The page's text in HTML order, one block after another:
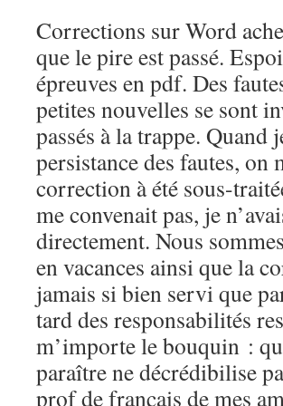
Corrections sur Word
que le pire est passé.
épreuves en pdf. Des
petites nouvelles se sont
passés à la trappe.
persistance des fautes,
correction à été sous-
me convenait pas, je
directement. Nous
en vacances ainsi que la
jamais si bien servi que
tard des responsabilités
m’importe le bouquin :
paraître ne décrédibilise
prof de français de mes